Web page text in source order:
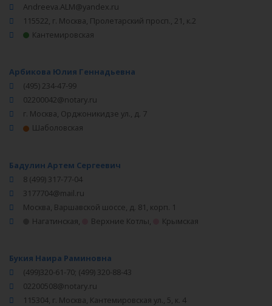
Andreeva.ALM@yandex.ru
115522, г. Москва, Пролетарский просп., 21, к.2
Кантемировская
Арбикова Юлия Геннадьевна
(495) 234-47-99
02200042@notary.ru
г. Москва, Орджоникидзе ул., д. 7
Шаболовская
Бадулин Артем Сергеевич
8 (499) 317-77-04
3177704@mail.ru
Москва, Варшавской шоссе, д. 81, корп. 1
Нагатинская
Верхние Котлы Крымская
Букия Наира Раминовна
(499)320-61-70; (499) 320-88-43
02200508@notary.ru
115304, г. Москва, Кантемировская ул., 5, к. 4